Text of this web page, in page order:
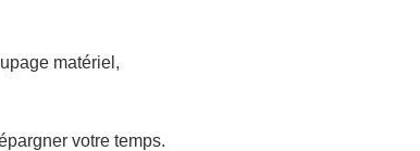
matériel,
votre temps.